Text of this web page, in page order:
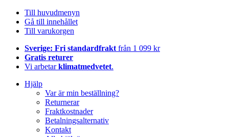
Till huvudmenyn
Gå till innehållet
Till varukorgen
Sverige: Fri standardfrakt från 1 099 kr
Gratis returer
Vi arbetarklimatmedvetet.
Hjälp
Var är min beställning?
Returnerar
Fraktkostnader
Betalningsalternativ
Kontakt